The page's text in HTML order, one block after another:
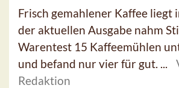
Frisch gemahlener Kaffee liegt
der aktuellen Ausgabe nahm
Warentest 15 Kaffeemühlen
und befand nur vier für gut. ...
Redaktion